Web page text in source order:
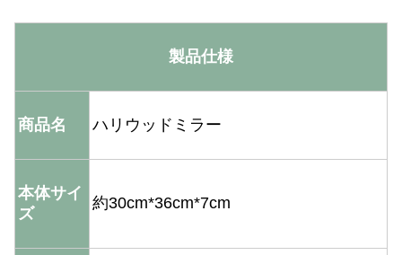
製品仕様
商品名 ハリウッドミラー
本体サイ
ズ
約30cm*36cm*7cm